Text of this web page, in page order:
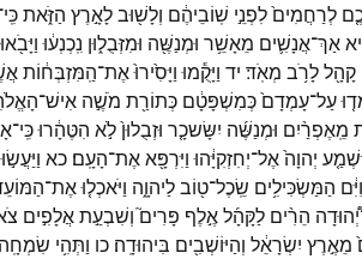
לְרַחֲמִים֙לִפְנֵ֣י שֽׁוֹבֵיהֶ֔ם וְלָשׁ֖וּבלָאָ֣רֶץ הַזֹּ֑את
יאאַךְ־אֲנָשִׁ֛ים מֵאָשֵׁ֥ר וּמְנַשֶּׁ֖ה וּמִזְּבֻל֑וּן נִֽכְנְע֔וּ וַיָּבֹ֖אוּ
קָהָ֖ללָרֹ֥ב מְאֹֽד׃ יד וַיָּקֻ֕מוּ וַיָּסִ֙ירוּ֙אֶת־הַֽמִּזְבְּח֔וֹת
עַל־עָמְדָם֙כְּמִשְׁפָּטָ֔ם כְּתוֹרַ֖ת מֹשֶׁ֣ה אִישׁ־
מֵֽאֶפְרַ֨יִם וּמְנַשֶּׁ֜ה יִשָּׂשכָ֤ר וּזְבֻלוּן֙לֹ֣א הִטֶּהָ֔רוּכִּֽי־
יְהוָה֙אֶל־יְחִזְקִיָּ֔הוּ וַיִּרְפָּ֖אאֶת־הָעָֽם׃ כא וַיַּעֲשׂ֣וּ
הַמַּשְׂכִּילִ֥ים שֵֽׂכֶל־ט֖וֹבלַיהוָ֑ה וַיֹּאכְל֤וּאֶת־
יְ֠הוּדָה הֵרִ֨ים לַקָּהָ֜לאֶ֣לֶף פָּרִים֮ וְשִׁבְעַ֣תאֲלָפִ֣ים
מֵאֶ֣רֶץ יִשְׂרָאֵ֔ל וְהַיּוֹשְׁבִ֖ים בִּיהוּדָֽה׃ כו וַתְּהִ֥י